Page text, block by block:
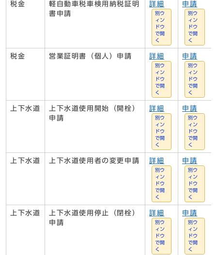
税金
軽自動車税車検用納税証明
書申請
詳細
別ウ
ィン
ドウ
で開
く
申請
別ウ
ィン
ドウ
で開
く
税金 営業証明書（個人）申請 詳細
別ウ
ィン
ドウ
で開
く
申請
別ウ
ィン
ドウ
で開
く
上下水道
上下水道使用開始（開栓）
申請
詳細
別ウ
ィン
ドウ
で開
く
申請
別ウ
ィン
ドウ
で開
く
上下水道 上下水道使用者の変更申請 詳細
別ウ
ィン
ドウ
で開
く
申請
別ウ
ィン
ドウ
で開
く
上下水道
上下水道使用停止（閉栓）
申請
詳細
別ウ
ィン
ドウ
で開
く
申請
別ウ
ィン
ドウ
で開
く